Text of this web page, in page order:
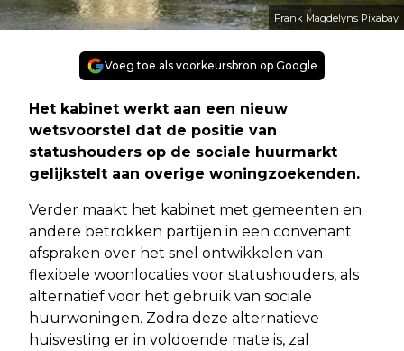
Frank Magdelyns Pixabay
Voeg toe als voorkeursbron op Google
Het kabinet werkt aan een nieuw
wetsvoorstel dat de positie van
statushouders op de sociale huurmarkt
gelijkstelt aan overige woningzoekenden.
Verder maakt het kabinet met gemeenten en
andere betrokken partijen in een convenant
afspraken over het snel ontwikkelen van
flexibele woonlocaties voor statushouders, als
alternatief voor het gebruik van sociale
huurwoningen. Zodra deze alternatieve
huisvesting er in voldoende mate is, zal